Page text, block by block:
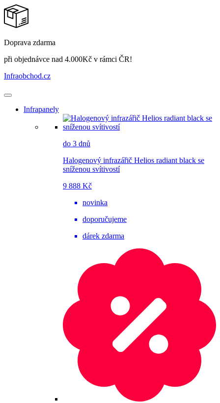
Doprava zdarma
při objednávce nad 4.000Kč v rámci ČR!
Infraobchod.cz
Infrapanely
do 3 dnů
Halogenový infrazářič Helios radiant black se
sníženou svítivostí
9 888 Kč
novinka
doporučujeme
dárek zdarma